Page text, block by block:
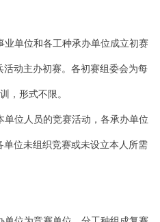
业单位和各工种承办单位成立初赛
动主办初赛。各初赛组委会为每
，形式不限。
单位人员的竞赛活动，各承办单位
位未组织竞赛或未设立本人所需